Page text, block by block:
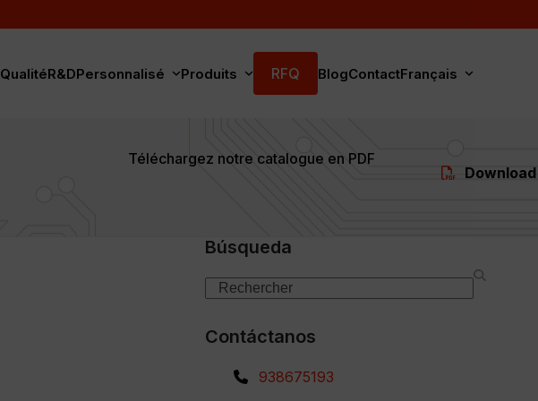
QualitéR&DPersonnalisé Produits RFQ BlogContactFrançais
Téléchargez notre catalogue en PDF
Download
Búsqueda
Search
Contáctanos
938675193